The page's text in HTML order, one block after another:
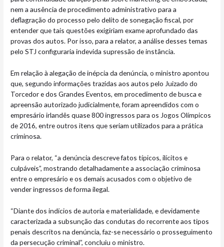
nem a ausência de procedimento administrativo para a
deflagração do processo pelo delito de sonegação fiscal, por
entender que tais questões exigiriam exame aprofundado das
provas dos autos. Por isso, para a relator, a análise desses temas
pelo STJ configuraria indevida supressão de instância.
Em relação à alegação de inépcia da denúncia, o ministro apontou
que, segundo informações trazidas aos autos pelo Juizado do
Torcedor e dos Grandes Eventos, em procedimento de busca e
apreensão autorizado judicialmente, foram apreendidos com o
empresário irlandês quase 800 ingressos para os Jogos Olímpicos
de 2016, entre outros itens que seriam utilizados para a prática
criminosa.
Para o relator, “a denúncia descreve fatos típicos, ilícitos e
culpáveis”, mostrando detalhadamente a associação criminosa
entre o empresário e os demais acusados com o objetivo de
vender ingressos de forma ilegal.
“Diante dos indícios de autoria e materialidade, e devidamente
caracterizada a subsunção das condutas do recorrente aos tipos
penais descritos na denúncia, faz-se necessário o prosseguimento
da persecução criminal”, concluiu o ministro.